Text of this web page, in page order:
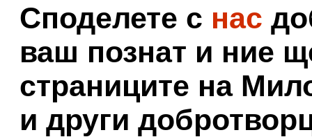
Споделете с нас
ваш познат и ние
страниците на
и други